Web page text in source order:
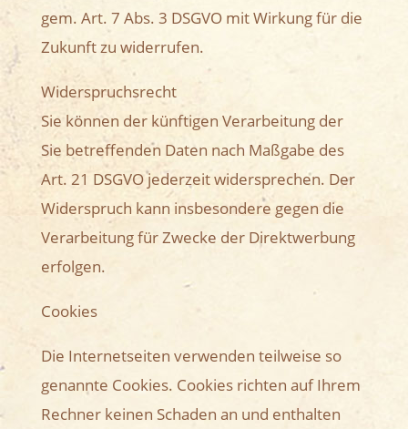
gem. Art. 7 Abs. 3 DSGVO mit Wirkung für die
Zukunft zu widerrufen.
Widerspruchsrecht
Sie können der künftigen Verarbeitung der
Sie betreffenden Daten nach Maßgabe des
Art. 21 DSGVO jederzeit widersprechen. Der
Widerspruch kann insbesondere gegen die
Verarbeitung für Zwecke der Direktwerbung
erfolgen.
Cookies
Die Internetseiten verwenden teilweise so
genannte Cookies. Cookies richten auf Ihrem
Rechner keinen Schaden an und enthalten